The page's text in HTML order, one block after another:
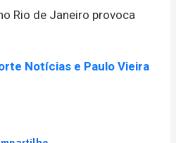
Rio de Janeiro provoca
Notícias e Paulo Vieira